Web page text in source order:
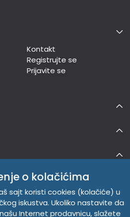
Kontakt
Registrujte se
Prijavite se
o kolačićima
sajt koristi cookies (kolačiće) u
iskustva. Ukoliko nastavite da
Internet prodavnicu, slažete